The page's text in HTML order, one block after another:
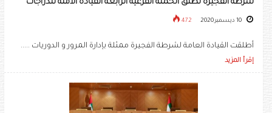
شرطة الفجيرة تطلق الحملة الفرعية الرابعة القيادة الآمنة للدراجات
472
أطلقت القيادة العامة لشرطة الفجيرة ممثلة بإدارة المرور و الدوريات .....
إقرأ المزيد